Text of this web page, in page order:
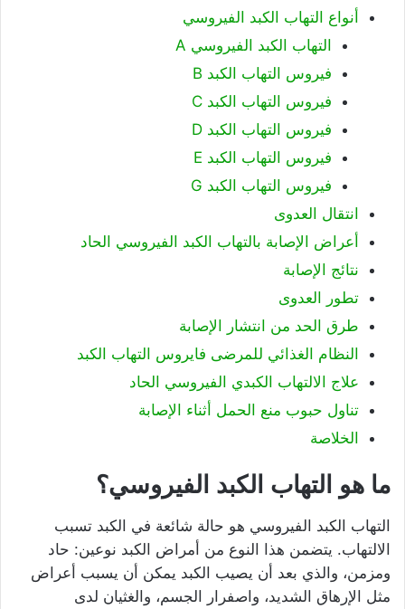
أنواع التهاب الكبد الفيروسي
التهاب الكبد الفيروسي A
فيروس التهاب الكبد B
فيروس التهاب الكبد C
فيروس التهاب الكبد D
فيروس التهاب الكبد E
فيروس التهاب الكبد G
انتقال العدوى
أعراض الإصابة بالتهاب الكبد الفيروسي الحاد
نتائج الإصابة
تطور العدوى
طرق الحد من انتشار الإصابة
النظام الغذائي للمرضى فايروس التهاب الكبد
علاج الالتهاب الكبدي الفيروسي الحاد
تناول حبوب منع الحمل أثناء الإصابة
الخلاصة
ما هو التهاب الكبد الفيروسي؟
التهاب الكبد الفيروسي هو حالة شائعة في الكبد تسبب
الالتهاب. يتضمن هذا النوع من أمراض الكبد نوعين: حاد
ومزمن، والذي بعد أن يصيب الكبد يمكن أن يسبب أعراض
مثل الإرهاق الشديد، واصفرار الجسم، والغثيان لدى